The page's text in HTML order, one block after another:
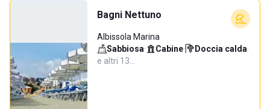
Bagni Nettuno
Albissola Marina
Sabbiosa· Cabine· Doccia calda·
e altri 13…